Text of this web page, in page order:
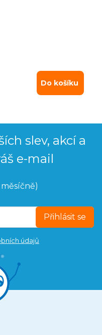
Do košíku
slev, akcí a
e-mail
Přihlásit se
údajů